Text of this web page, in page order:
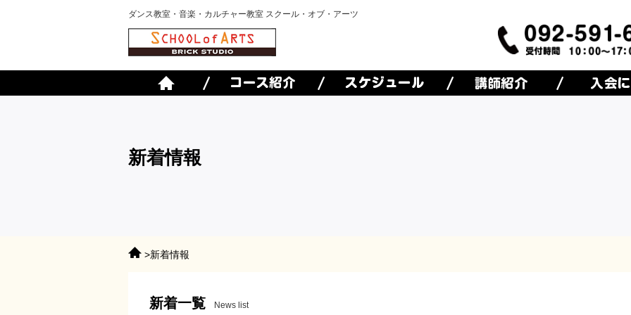
ダンス教室・音楽・カルチャー教室 スクール・オブ・アーツ
新着情報
>新着情報
新着一覧 News list